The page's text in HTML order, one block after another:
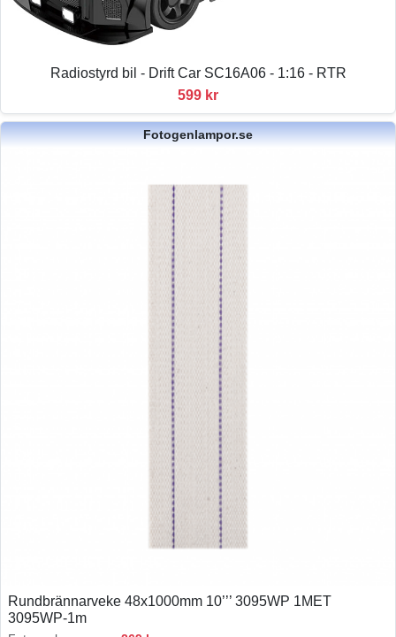
Radiostyrd bil - Drift Car SC16A06 - 1:16 - RTR
599 kr
Fotogenlampor.se
Rundbrännarveke 48x1000mm 10’’’ 3095WP 1MET
3095WP-1m